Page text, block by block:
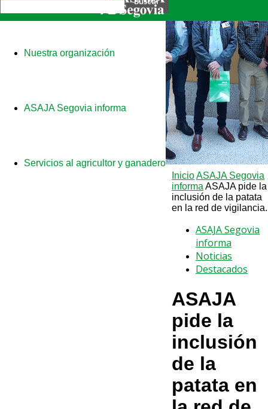
Nuestra organización
ASAJA Segovia informa
Servicios al agricultor y ganadero
InicioASAJA Segovia
informa ASAJA pide la
inclusión de la patata
en la red de
ASAJA Segovia
informa
Noticias
Destacados
ASAJA
pide la
inclusión
de la
patata en